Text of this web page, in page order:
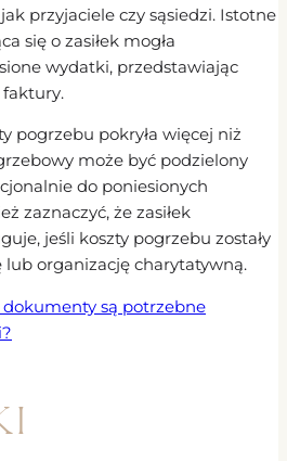
przyjaciele czy sąsiedzi. Istotne
się o zasiłek mogła
wydatki, przedstawiając
pogrzebu pokryła więcej niż
może być podzielony
do poniesionych
zaznaczyć, że zasiłek
jeśli koszty pogrzebu zostały
organizację charytatywną.
dokumenty są potrzebne